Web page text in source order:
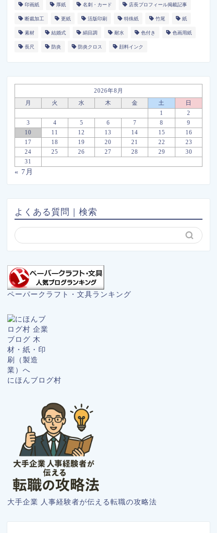
印画紙 厚紙 名刺・カード 店長プロフィール掲載記事
断裁加工 更紙 活版印刷 特殊紙 竹尾 紙
素材 結婚式 絹目調 耐水 色付き 色画用紙
長尺 防炎 防炎クロス 顔料インク
2026年8月
月
火 水 木 金 土
日
1
2
3
4 5 6 7 8
9
10
11 12 13 14 15
16
17
18 19 20 21 22
23
24
25 26 27 28 29
30
31
« 7月
よくある質問｜検索
ペーパークラフト・文具ランキング
にほんブログ村
大手企業 人事経験者が伝える転職の攻略法